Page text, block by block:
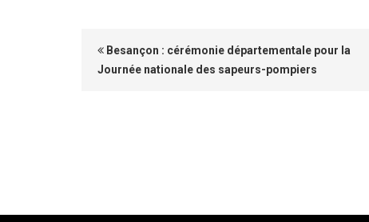
Besançon : cérémonie départementale pour la
Journée nationale des sapeurs-pompiers